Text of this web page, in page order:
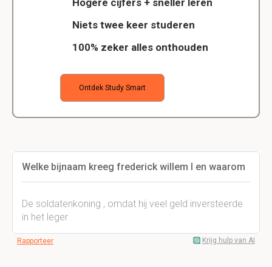
Hogere cijfers + sneller leren
Niets twee keer studeren
100% zeker alles onthouden
Ontdek Study Smart
Welke bijnaam kreeg frederick willem I en waarom
De soldatenkoning , omdat hij veel geld inversteerde
in het leger
Rapporteer Krijg hulp van AI